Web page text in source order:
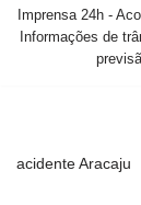
Imprensa 24h -
Informações de
acidente Aracaju